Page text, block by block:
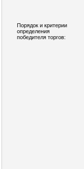
Порядок и критерии
определения
победителя торгов: